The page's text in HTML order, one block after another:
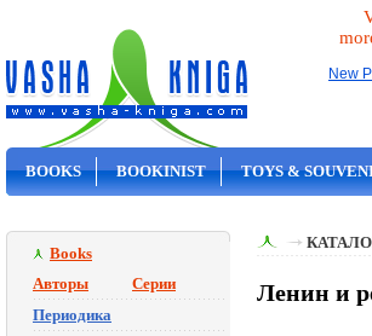
New
BOOKS BOOKINIST TOYS &
Books
Авторы
Серии
Периодика
Ленин и